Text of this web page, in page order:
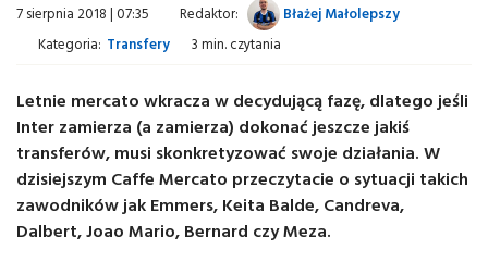
7 sierpnia 2018 | 07:35 Redaktor:
Błażej Małolepszy
Kategoria: Transfery 3 min. czytania
Letnie mercato wkracza w decydującą fazę, dlatego jeśli
Inter zamierza (a zamierza) dokonać jeszcze jakiś
transferów, musi skonkretyzować swoje działania. W
dzisiejszym Caffe Mercato przeczytacie o sytuacji takich
zawodników jak Emmers, Keita Balde, Candreva,
Dalbert, Joao Mario, Bernard czy Meza.